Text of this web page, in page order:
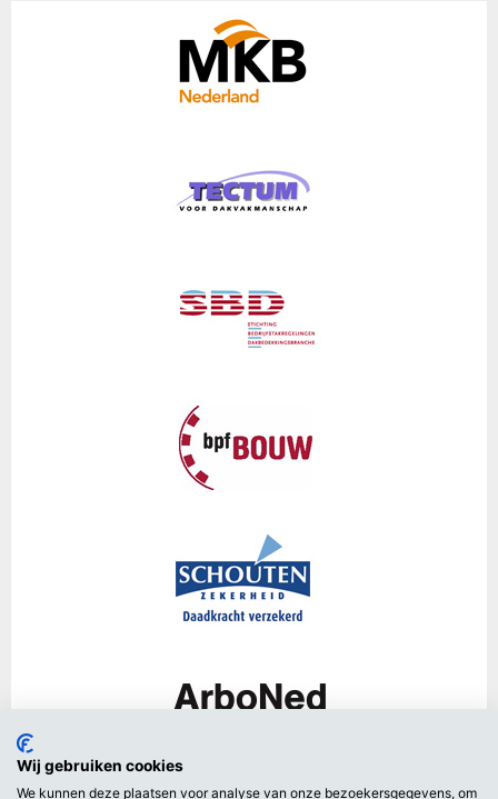
Wij gebruiken cookies
We kunnen deze plaatsen voor analyse van onze bezoekersgegevens, om